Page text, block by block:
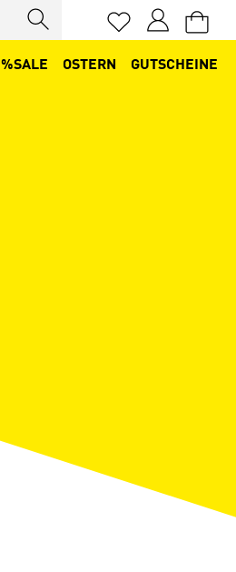
%SALE OSTERN GUTSCHEINE